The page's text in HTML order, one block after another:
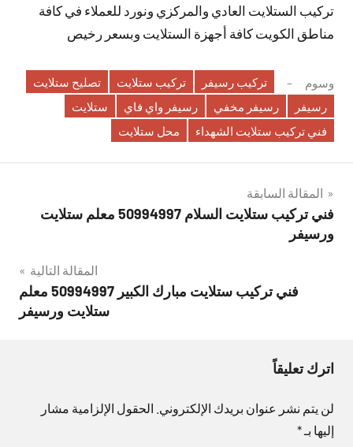
تركيب الستلايت العادي والمركزي ونورد للعملاء في كافة
مناطق الكويت كافة أجهزة الستلايت وبسعر رخيص
وسوم تركيب رسيفر تركيب ستلايت
تصليح ستلايت
رسيفر
رسيفر مخفي رسيفر واي فاي
ستلايت
فني تركيب ستلايت الشهداء
محل ستلايت
تصفّح
المقالات
المقالة السابقة
فني تركيب ستلايت السلام 50994997 معلم ستلايت
ورسيفر
المقالة التالية
فني تركيب ستلايت مبارك الكبير 50994997 معلم
ستلايت ورسيفر
اترك تعليقاً
لن يتم نشر عنوان بريدك الإلكتروني. الحقول الإلزامية مشار
إليها بـ*